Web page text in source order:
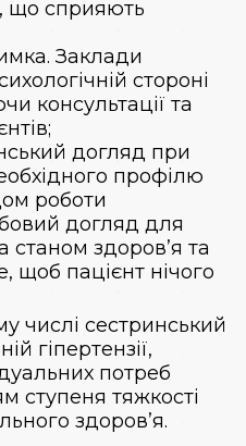
що сприяють
Заклади
стороні
консультації та
догляд при
профілю
роботи
догляд для
станом здоров’я та
щоб пацієнт нічого
числі сестринський
гіпертензії,
потреб
ступеня тяжкості
здоров’я.